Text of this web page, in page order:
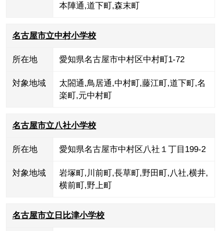
本陣通,道下町,森末町
名古屋市立中村小学校
所在地 愛知県名古屋市中村区中村町1-72
対象地域 太閤通,鳥居通,中村町,藤江町,道下町,名
楽町,元中村町
名古屋市立八社小学校
所在地 愛知県名古屋市中村区八社１丁目199-2
対象地域 岩塚町, 川前町,長草町,野田町, 八社,横井,
横前町,野上町
名古屋市立日比津小学校